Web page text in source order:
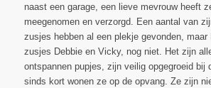
naast een garage, een lieve mevrouw heeft
meegenomen en verzorgd. Een aantal van
zusjes hebben al een plekje gevonden, maar
zusjes Debbie en Vicky, nog niet. Het zijn
ontspannen pupjes, zijn veilig opgegroeid bij
sinds kort wonen ze op de opvang. Ze zijn